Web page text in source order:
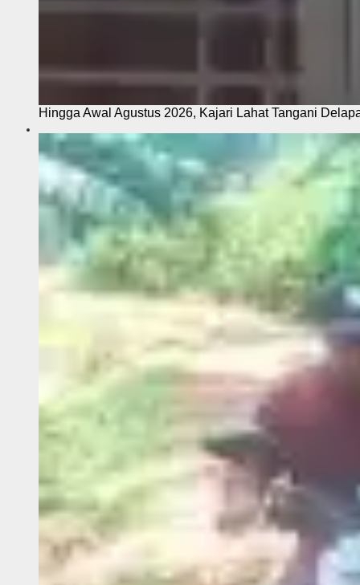
Hingga Awal Agustus 2026, Kajari Lahat Tangani